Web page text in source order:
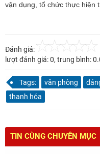
vận dụng, tổ chức thực hiện
Đánh giá:
lượt đánh giá:0, trung bình:
Tags: văn phòng
thanh hóa
TIN CÙNG CHUYÊN MỤC